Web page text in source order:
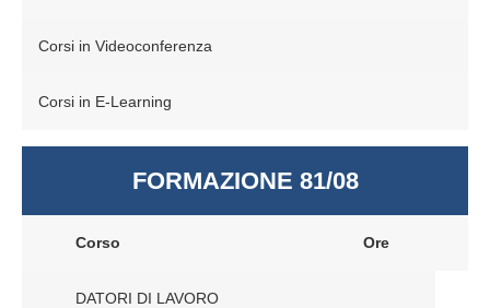
Corsi in Videoconferenza
Corsi in E-Learning
FORMAZIONE 81/08
Corso Ore
DATORI DI LAVORO